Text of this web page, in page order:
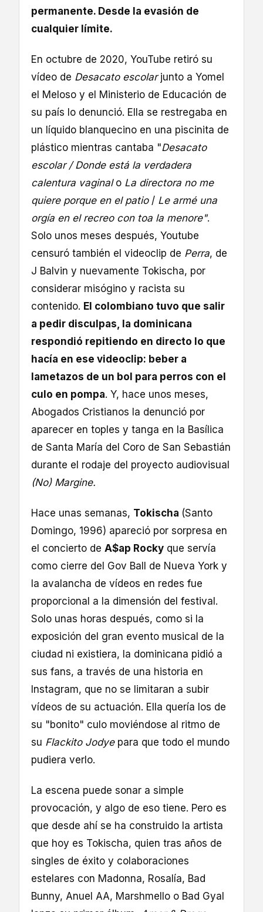
permanente. Desde la evasión de
cualquier límite.
En octubre de 2020, YouTube retiró su
vídeo de Desacato escolarjunto a Yomel
el Meloso y el Ministerio de Educación de
su país lo denunció. Ella se restregaba en
un líquido blanquecino en una piscinita de
plástico mientras cantaba "Desacato
escolar / Donde está la verdadera
calentura vaginal o La directora no me
quiere porque en el patio/ Le armé una
orgía en el recreo con toa la menore".
Solo unos meses después, Youtube
censuró también el videoclip de Perra, de
J Balvin y nuevamente Tokischa, por
considerar misógino y racista su
contenido. El colombiano tuvo que salir
a pedir disculpas, la dominicana
respondió repitiendo en directo lo que
hacía en ese videoclip: beber a
lametazos de un bol para perros con el
culo en pompa. Y, hace unos meses,
Abogados Cristianos la denunció por
aparecer en toples y tanga en la Basílica
de Santa María del Coro de San Sebastián
durante el rodaje del proyecto audiovisual
(No) Margine.
Hace unas semanas, Tokischa (Santo
Domingo, 1996) apareció por sorpresa en
el concierto de A$ap Rocky que servía
como cierre del Gov Ball de Nueva York y
la avalancha de vídeos en redes fue
proporcional a la dimensión del festival.
Solo unas horas después, como si la
exposición del gran evento musical de la
ciudad ni existiera, la dominicana pidió a
sus fans, a través de una historia en
Instagram, que no se limitaran a subir
vídeos de su actuación. Ella quería los de
su "bonito" culo moviéndose al ritmo de
su Flackito Jodyepara que todo el mundo
pudiera verlo.
La escena puede sonar a simple
provocación, y algo de eso tiene. Pero es
que desde ahí se ha construido la artista
que hoy es Tokischa, quien tras años de
singles de éxito y colaboraciones
estelares con Madonna, Rosalía, Bad
Bunny, Anuel AA, Marshmello o Bad Gyal